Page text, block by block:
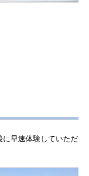
に早速体験していただ